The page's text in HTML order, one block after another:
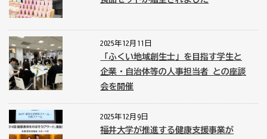
2025年12月11日
「ふくい地域創生士」を目指す学生と
企業・自治体等の人事担当者 との座談
会を開催
2025年12月9日
福井大学が推進する健康支援事業が